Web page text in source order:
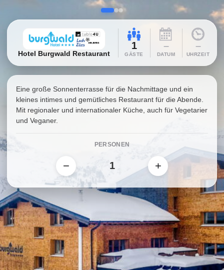
Hotel Burgwald Restaurant
1
GÄSTE
–
DATUM
–
UHRZEIT
Eine große Sonnenterrasse für die Nachmittage und ein
kleines intimes und gemütliches Restaurant für die Abende.
Mit regionaler und internationaler Küche, auch für Vegetarier
und Veganer.
PERSONEN
− +